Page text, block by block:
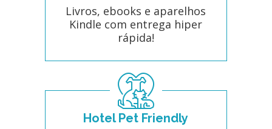
Livros, ebooks e aparelhos
Kindle com entrega hiper
rápida!
Hotel Pet Friendly